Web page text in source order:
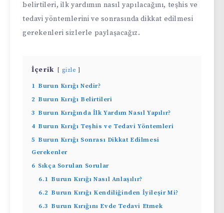
belirtileri, ilk yardımın nasıl yapılacağını, teşhis ve
tedavi yöntemlerini ve sonrasında dikkat edilmesi
gerekenleri sizlerle paylaşacağız.
İçerik gizle
1 Burun Kırığı Nedir?
2 Burun Kırığı Belirtileri
3 Burun Kırığında İlk Yardım Nasıl Yapılır?
4 Burun Kırığı Teşhis ve Tedavi Yöntemleri
5 Burun Kırığı Sonrası Dikkat Edilmesi
Gerekenler
6 Sıkça Sorulan Sorular
6.1 Burun Kırığı Nasıl Anlaşılır?
6.2 Burun Kırığı Kendiliğinden İyileşir Mi?
6.3 Burun Kırığını Evde Tedavi Etmek